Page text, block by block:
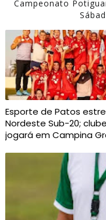
Campeonato
Esporte de Patos
Nordeste Sub-20;
jogará em Campina